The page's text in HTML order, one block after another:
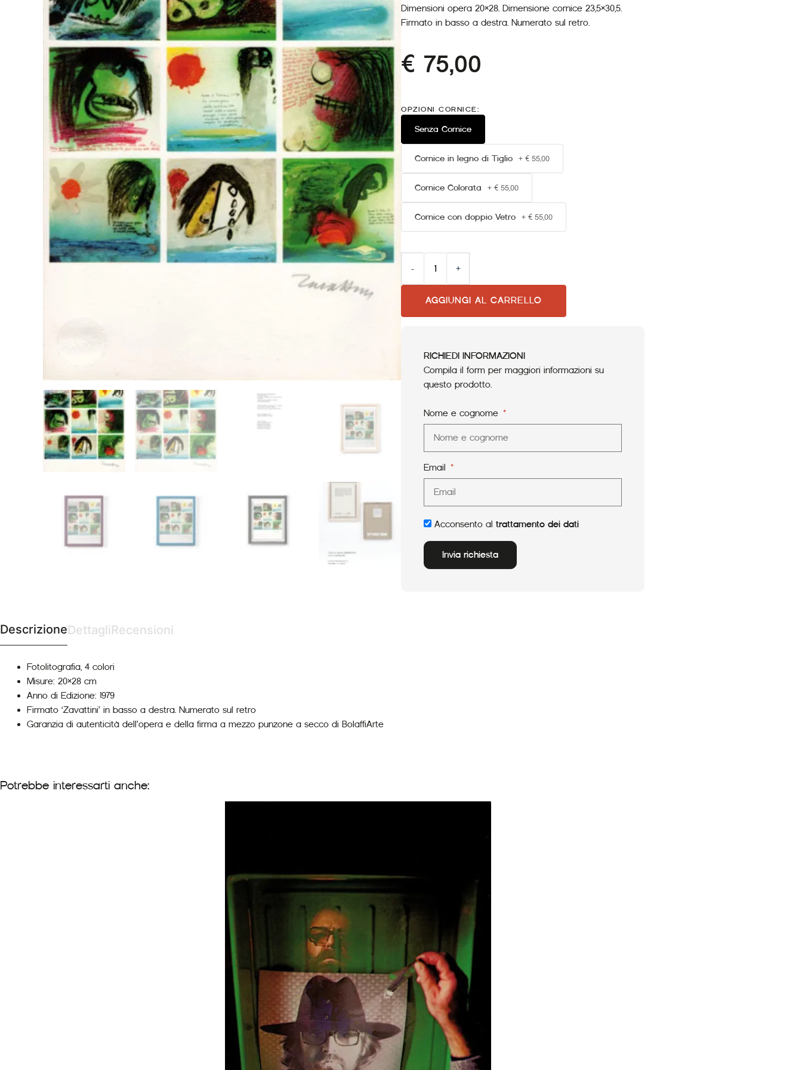
Dimensioni opera 20×28. Dimensione cornice 23,5×30,5.
Firmato in basso a destra. Numerato sul retro.
€ 75,00
OPZIONI CORNICE:
Senza Cornice
Cornice in legno di Tiglio + € 55,00
Cornice Colorata + € 55,00
Cornice con doppio Vetro + € 55,00
-
Zavattini
"Talia"
quantità
+
AGGIUNGI AL CARRELLO
Alternative:
RICHIEDI INFORMAZIONI
Compila il form per maggiori informazioni su
questo prodotto.
Nome e cognome
Email
Acconsento altrattamento dei dati
Invia richiesta
DescrizioneDettagliRecensioni
Fotolitografia, 4 colori
Misure: 20×28 cm
Anno di Edizione: 1979
Firmato ‘Zavattini’ in basso a destra. Numerato sul retro
Garanzia di autenticità dell’opera e della firma a mezzo punzone a secco di BolaffiArte
Potrebbe interessarti anche: